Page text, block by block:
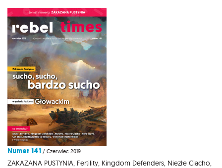
Numer 141 / Czerwiec 2019
ZAKAZANA PUSTYNIA, Fertility, Kingdom Defenders, Niezłe Ciacho,